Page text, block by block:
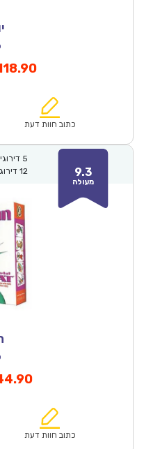
₪170.00.
המחיר
הוא:
כתוב חוות דעת
9.3
מעולה
5 דירוגי
12
₪64.00.
המחיר
הוא:
כתוב חוות דעת